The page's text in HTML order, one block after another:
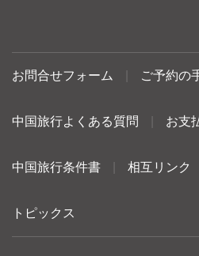
お問合せフォーム ご予約の
中国旅行よくある質問 お支
中国旅行条件書 相互リンク
トピックス